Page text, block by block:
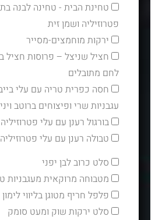
טחינת הבית - טחינה לבנה
פטרוזיליה ושמן זית
ירקות מוחמצים-מסייר
חציל שניצל – פרוסות חציל
לחם מתובלים
חסה כפרית טריה עם עלי
עגבניות שרי ופיצוחים ברוטב
בורגול רענן עם עלי
טבולה רענן עם עלי
סלט כרוב לבן יפני
מטבוחה מרוקאית מעגבניות
פלפל חריף מטוגן בליווי
סלט ירקות שוק ומעט סומק